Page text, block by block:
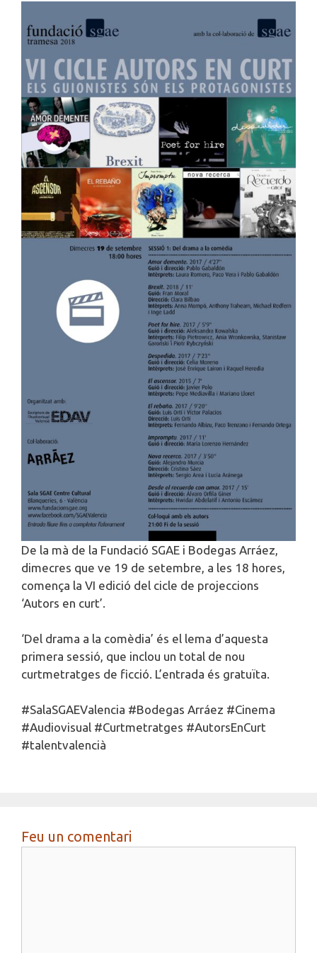
De la mà de la Fundació SGAE i Bodegas Arráez,
dimecres que ve 19 de setembre, a les 18 hores,
comença la VI edició del cicle de projeccions
‘Autors en curt’.
‘Del drama a la comèdia’ és el lema d’aquesta
primera sessió, que inclou un total de nou
curtmetratges de ficció. L’entrada és gratuïta.
#SalaSGAEValencia #Bodegas Arráez #Cinema
#Audiovisual #Curtmetratges #AutorsEnCurt
#talentvalencià
Feu un comentari